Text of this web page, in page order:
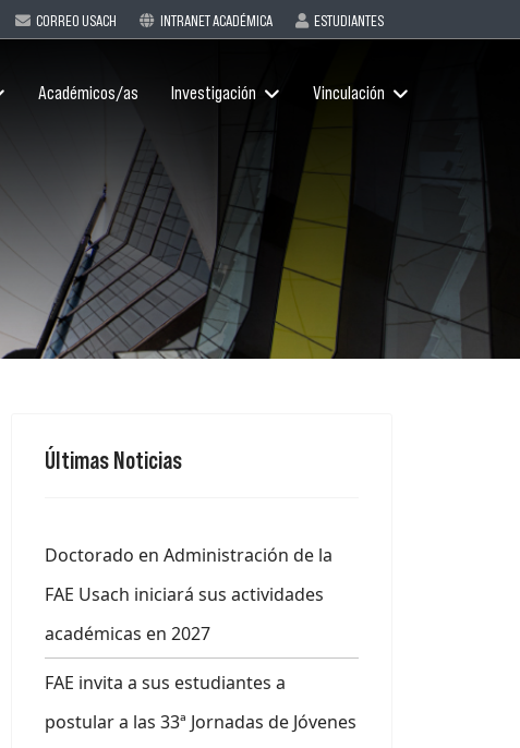
CORREO USACH INTRANET ACADÉMICA ESTUDIANTES
Académicos/as Investigación Vinculación
Últimas Noticias
Doctorado en Administración de la
FAE Usach iniciará sus actividades
académicas en 2027
FAE invita a sus estudiantes a
postular a las 33ª Jornadas de Jóvenes